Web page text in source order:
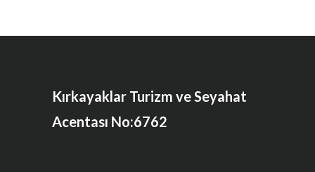
Kırkayaklar Turizm ve Seyahat
Acentası No:6762